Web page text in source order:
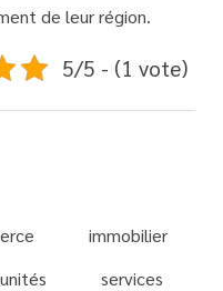
de leur région.
5/5 - (1 vote)
immobilier
services